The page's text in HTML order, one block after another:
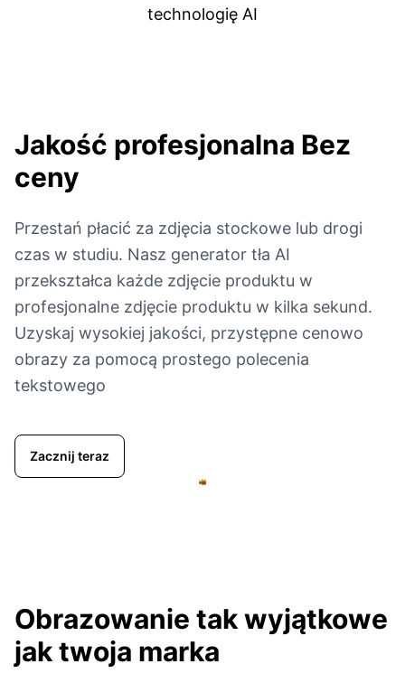
technologię AI
Jakość profesjonalna Bez
ceny
Przestań płacić za zdjęcia stockowe lub drogi
czas w studiu. Nasz generator tła AI
przekształca każde zdjęcie produktu w
profesjonalne zdjęcie produktu w kilka sekund.
Uzyskaj wysokiej jakości, przystępne cenowo
obrazy za pomocą prostego polecenia
tekstowego
Zacznij teraz
Obrazowanie tak wyjątkowe
jak twoja marka